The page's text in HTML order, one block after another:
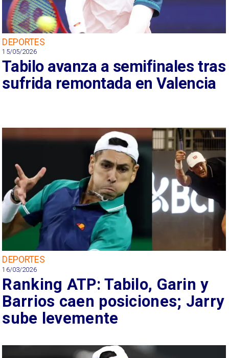
DEPORTES
15/05/2026
Tabilo avanza a semifinales tras
sufrida remontada en Valencia
DEPORTES
16/03/2026
Ranking ATP: Tabilo, Garin y
Barrios caen posiciones; Jarry
sube levemente